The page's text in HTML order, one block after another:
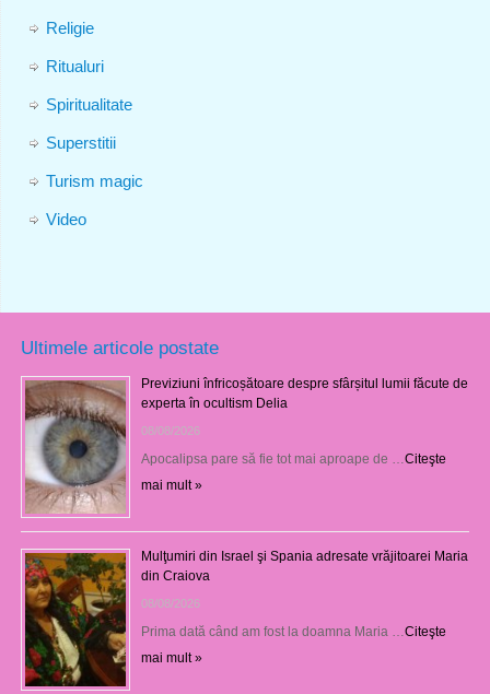
Religie
Ritualuri
Spiritualitate
Superstitii
Turism magic
Video
Ultimele articole postate
Previziuni înfricoșătoare despre sfârșitul lumii făcute de
experta în ocultism Delia
08/08/2026
Apocalipsa pare să fie tot mai aproape de …Citeşte
mai mult »
Mulţumiri din Israel şi Spania adresate vrăjitoarei Maria
din Craiova
08/08/2026
Prima dată când am fost la doamna Maria …Citeşte
mai mult »